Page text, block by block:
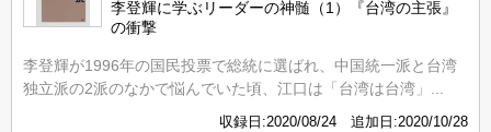
李登輝に学ぶリーダーの神髄（1）『台湾の主張』
の衝撃
李登輝が1996年の国民投票で総統に選ばれ、中国統一派と台湾
独立派の2派のなかで悩んでいた頃、江口は「台湾は台湾」...
収録日:2020/08/24 追加日:2020/10/28